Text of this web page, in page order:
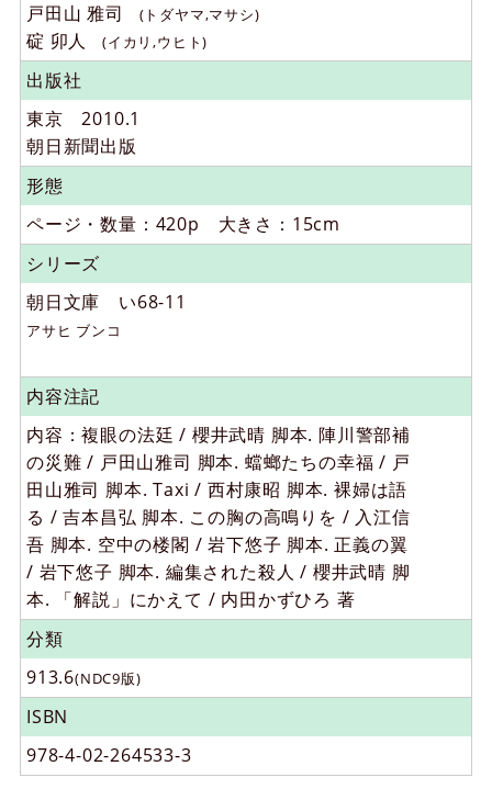
戸田山 雅司 (トダヤマ,マサシ)
碇 卯人 (イカリ,ウヒト)
出版社
東京 2010.1
朝日新聞出版
形態
ページ・数量：420p 大きさ：15cm
シリーズ
朝日文庫 い68-11
アサヒ ブンコ
内容注記
内容：複眼の法廷 / 櫻井武晴 脚本. 陣川警部補
の災難 / 戸田山雅司 脚本. 蟷螂たちの幸福 / 戸
田山雅司 脚本. Taxi / 西村康昭 脚本. 裸婦は語
る / 吉本昌弘 脚本. この胸の高鳴りを / 入江信
吾 脚本. 空中の楼閣 / 岩下悠子 脚本. 正義の翼
/ 岩下悠子 脚本. 編集された殺人 / 櫻井武晴 脚
本. 「解説」にかえて / 内田かずひろ 著
分類
913.6(NDC9版)
ISBN
978-4-02-264533-3